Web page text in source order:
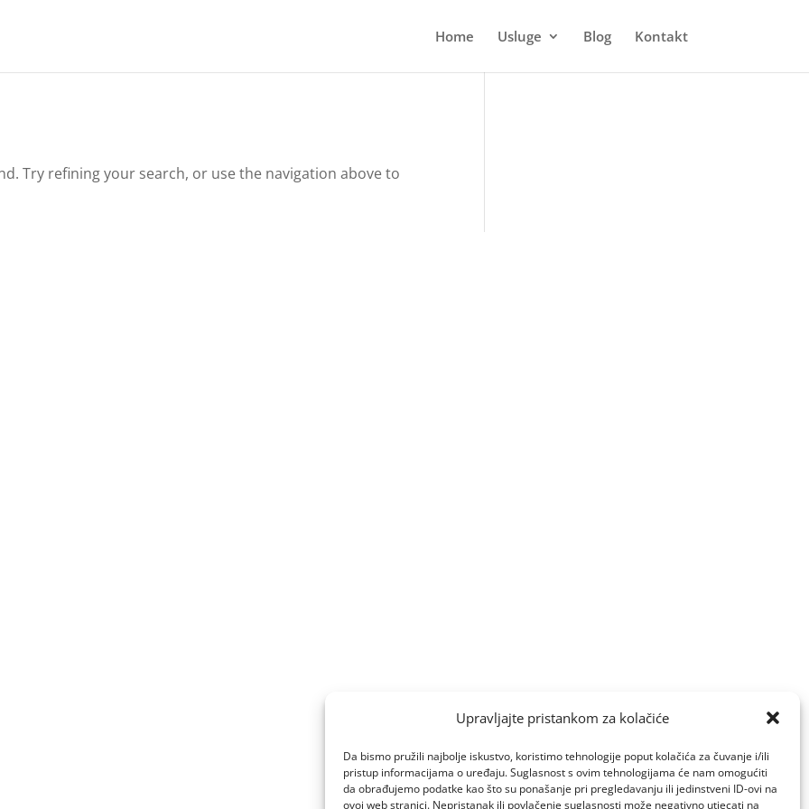
Upravljajte pristankom za kolačiće
Da bismo pružili najbolje iskustvo, koristimo tehnologije poput kolačića za čuvanje i/ili
pristup informacijama o uređaju. Suglasnost s ovim tehnologijama će nam omogućiti
da obrađujemo podatke kao što su ponašanje pri pregledavanju ili jedinstveni ID-ovi na
ovoj web stranici. Nepristanak ili povlačenje suglasnosti može negativno utjecati na
Home Usluge Blog Kontakt
Try refining your search, or use the navigation above to